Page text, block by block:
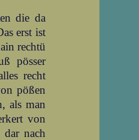
die da
erst ist
rechtü
pösser
recht
pößen
als man
von
nach